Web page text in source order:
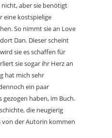
nicht, aber sie benötigt
eine kostspielige
So nimmt sie an Love
Dan. Dieser scheint
sie es schaffen für
sie sogar ihr Herz an
hat mich sehr
ein paar
haben, im Buch.
die neugierig
von der Autorin kommen